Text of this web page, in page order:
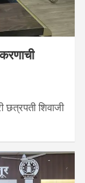
शिवाजी